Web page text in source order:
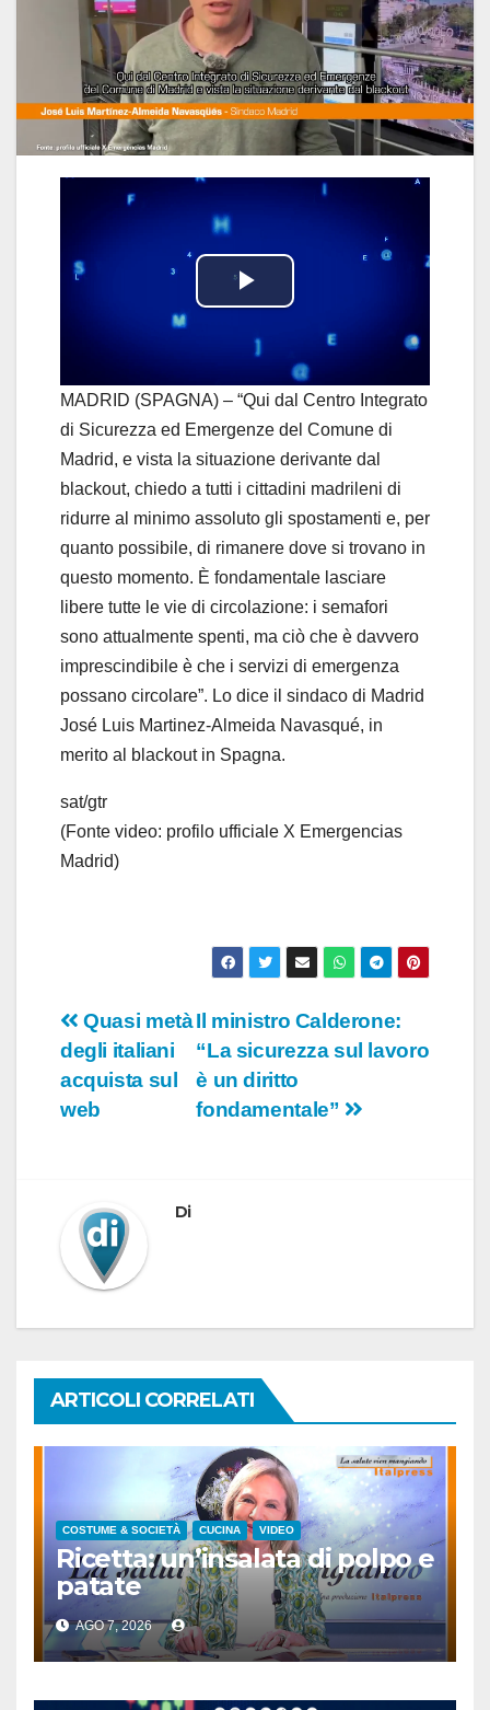
P
l
a
y
V
i
d
e
o
MADRID (SPAGNA) – “Qui dal Centro Integrato
di Sicurezza ed Emergenze del Comune di
Madrid, e vista la situazione derivante dal
blackout, chiedo a tutti i cittadini madrileni di
ridurre al minimo assoluto gli spostamenti e, per
quanto possibile, di rimanere dove si trovano in
questo momento. È fondamentale lasciare
libere tutte le vie di circolazione: i semafori
sono attualmente spenti, ma ciò che è davvero
imprescindibile è che i servizi di emergenza
possano circolare”. Lo dice il sindaco di Madrid
José Luis Martinez-Almeida Navasqué, in
merito al blackout in Spagna.
sat/gtr
(Fonte video: profilo ufficiale X Emergencias
Madrid)
Navigazione
articoli
Il ministro Calderone:
“La sicurezza sul lavoro
è un diritto
fondamentale”
Quasi metà
degli italiani
acquista sul
web
Di
ARTICOLI CORRELATI
COSTUME & SOCIETÀ CUCINA VIDEO
Ricetta: un’insalata di polpo e
patate
AGO 7, 2026